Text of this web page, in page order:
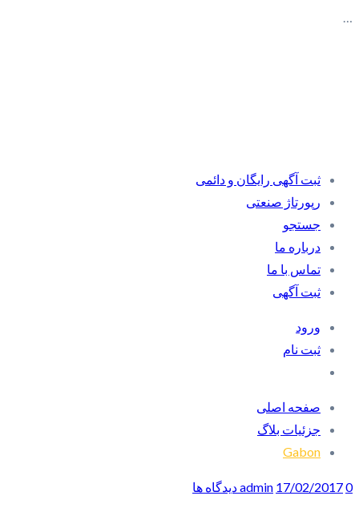
…
ثبت آگهی رایگان و دائمی
رپورتاژ صنعتی
جستجو
درباره ما
تماس با ما
ثبت آگهی
ورود
ثبت نام
صفحه اصلی
جزئیات بلاگ
Gabon
admin 17/02/20170 دیدگاه ها